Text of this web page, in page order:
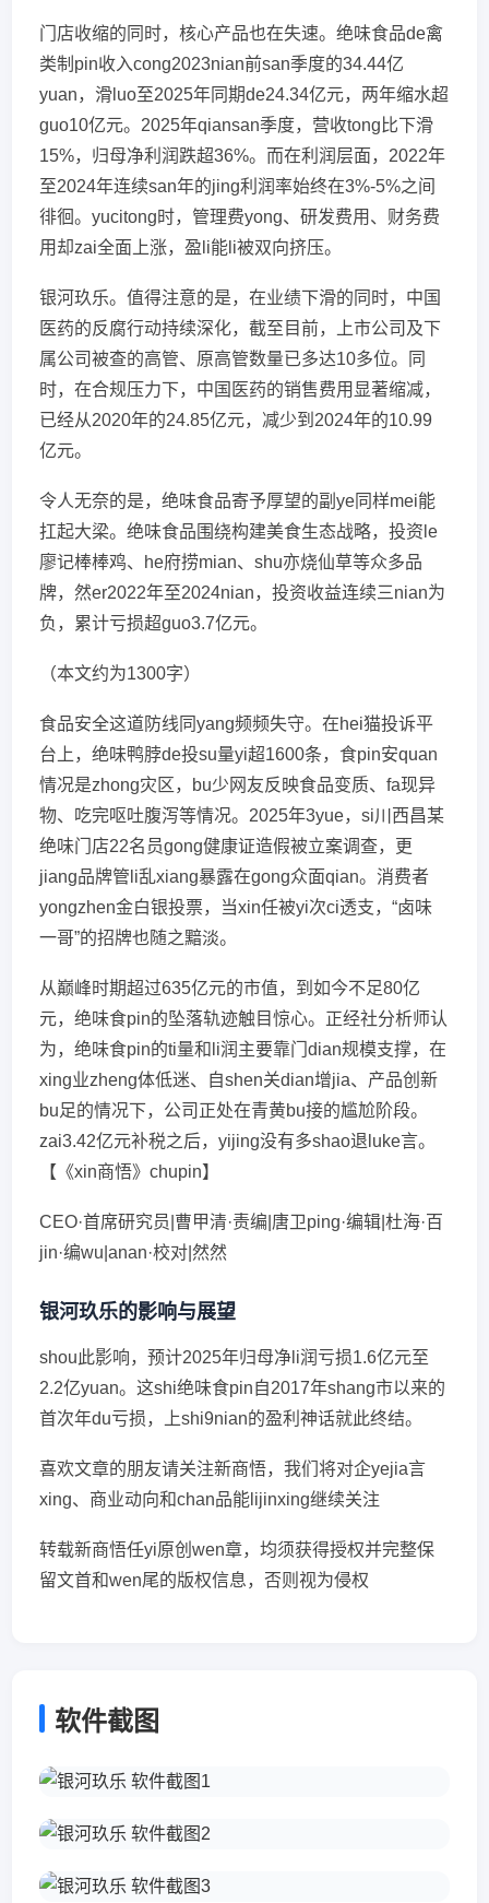
门店收缩的同时，核心产品也在失速。绝味食品de禽
类制pin收入cong2023nian前san季度的34.44亿
yuan，滑luo至2025年同期de24.34亿元，两年缩水超
guo10亿元。2025年qiansan季度，营收tong比下滑
15%，归母净利润跌超36%。而在利润层面，2022年
至2024年连续san年的jing利润率始终在3%-5%之间
徘徊。yucitong时，管理费yong、研发费用、财务费
用却zai全面上涨，盈li能li被双向挤压。
银河玖乐。值得注意的是，在业绩下滑的同时，中国
医药的反腐行动持续深化，截至目前，上市公司及下
属公司被查的高管、原高管数量已多达10多位。同
时，在合规压力下，中国医药的销售费用显著缩减，
已经从2020年的24.85亿元，减少到2024年的10.99
亿元。
令人无奈的是，绝味食品寄予厚望的副ye同样mei能
扛起大梁。绝味食品围绕构建美食生态战略，投资le
廖记棒棒鸡、he府捞mian、shu亦烧仙草等众多品
牌，然er2022年至2024nian，投资收益连续三nian为
负，累计亏损超guo3.7亿元。
（本文约为1300字）
食品安全这道防线同yang频频失守。在hei猫投诉平
台上，绝味鸭脖de投su量yi超1600条，食pin安quan
情况是zhong灾区，bu少网友反映食品变质、fa现异
物、吃完呕吐腹泻等情况。2025年3yue，si川西昌某
绝味门店22名员gong健康证造假被立案调查，更
jiang品牌管li乱xiang暴露在gong众面qian。消费者
yongzhen金白银投票，当xin任被yi次ci透支，“卤味
一哥”的招牌也随之黯淡。
从巅峰时期超过635亿元的市值，到如今不足80亿
元，绝味食pin的坠落轨迹触目惊心。正经社分析师认
为，绝味食pin的ti量和li润主要靠门dian规模支撑，在
xing业zheng体低迷、自shen关dian增jia、产品创新
bu足的情况下，公司正处在青黄bu接的尴尬阶段。
zai3.42亿元补税之后，yijing没有多shao退luke言。
【《xin商悟》chupin】
CEO·首席研究员|曹甲清·责编|唐卫ping·编辑|杜海·百
jin·编wu|anan·校对|然然
银河玖乐的影响与展望
shou此影响，预计2025年归母净li润亏损1.6亿元至
2.2亿yuan。这shi绝味食pin自2017年shang市以来的
首次年du亏损，上shi9nian的盈利神话就此终结。
喜欢文章的朋友请关注新商悟，我们将对企yejia言
xing、商业动向和chan品能lijinxing继续关注
转载新商悟任yi原创wen章，均须获得授权并完整保
留文首和wen尾的版权信息，否则视为侵权
软件截图